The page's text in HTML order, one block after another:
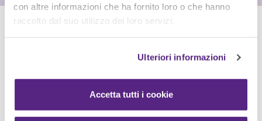
con altre informazioni che ha fornito loro o che hanno
raccolto dal suo utilizzo dei loro servizi.
Ulteriori informazioni
Accetta tutti i cookie